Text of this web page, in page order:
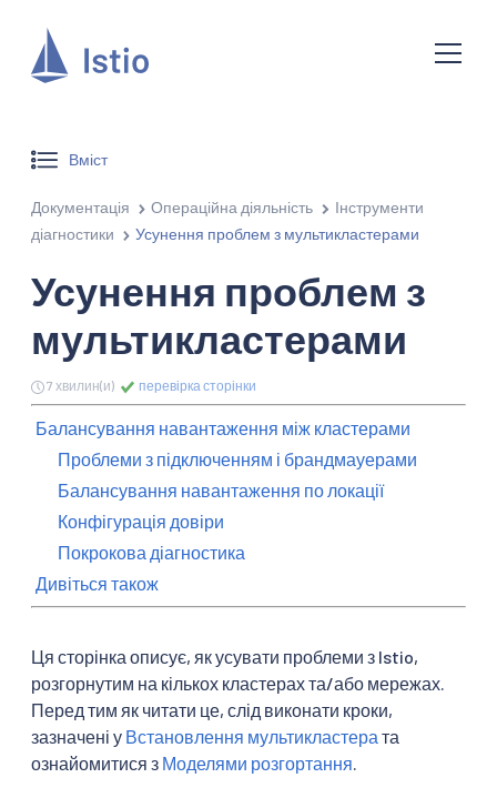
Вміст
Документація Операційна діяльність
Інструменти
діагностики
Усунення проблем з мультикластерами
Усунення проблем з
мультикластерами
7 хвилин(и) перевірка сторінки
Балансування навантаження між кластерами
Проблеми з підключенням і брандмауерами
Балансування навантаження по локації
Конфігурація довіри
Покрокова діагностика
Дивіться також
Ця сторінка описує, як усувати проблеми з Istio,
розгорнутим на кількох кластерах та/або мережах.
Перед тим як читати це, слід виконати кроки,
зазначені у Встановлення мультикластера та
ознайомитися з Моделями розгортання